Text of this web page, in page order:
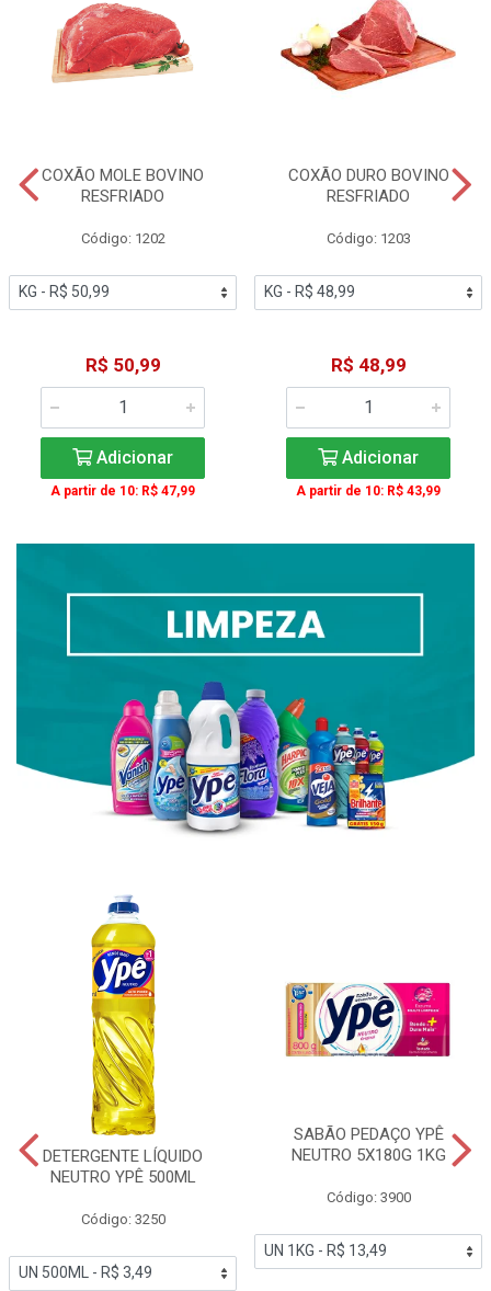
COXÃO MOLE BOVINO
RESFRIADO
Código: 1202
R$ 50,99
Adicionar
A partir de 10: R$ 47,99
COXÃO DURO BOVINO
RESFRIADO
Código: 1203
R$ 48,99
Adicionar
A partir de 10: R$ 43,99
DETERGENTE LÍQUIDO
NEUTRO YPÊ 500ML
Código: 3250
SABÃO PEDAÇO YPÊ
NEUTRO 5X180G 1KG
Código: 3900